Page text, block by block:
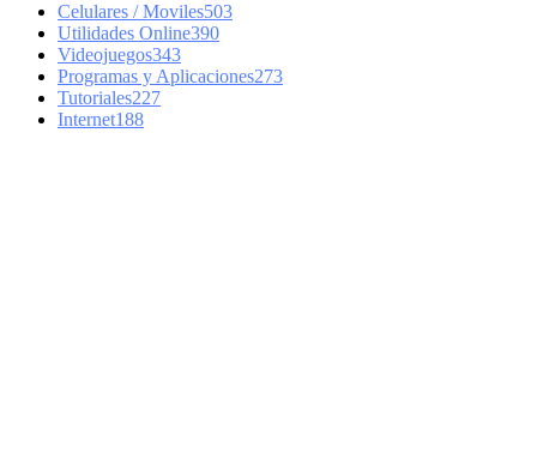
Celulares / Moviles503
Utilidades Online390
Videojuegos343
Programas y Aplicaciones273
Tutoriales227
Internet188